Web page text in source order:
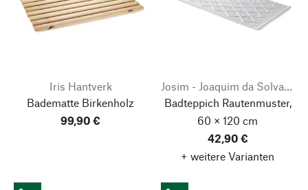
Iris Hantverk
Badematte Birkenholz
99,90 €
Badteppich Rautenmuster,
60 × 120 cm
42,90 €
+ weitere Varianten